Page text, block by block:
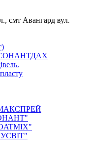
смт Авангард вул.
- СОНАНТДАХ
МАКСПРЕЙ